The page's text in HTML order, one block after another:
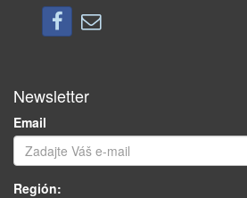
Newsletter
Email
Región: